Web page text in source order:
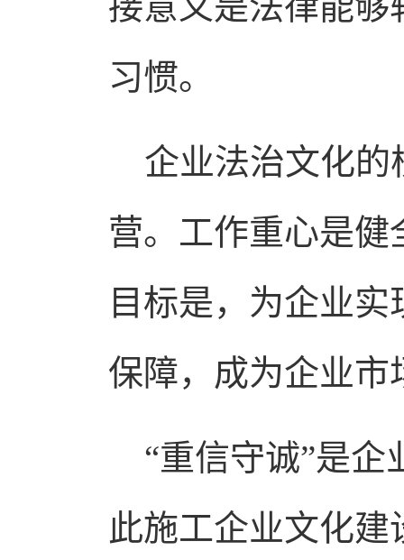
习惯。
企业法治文化的
营。工作重心是
目标是，为企业
保障，成为企业市
“重信守诚”是企
此施工企业文化